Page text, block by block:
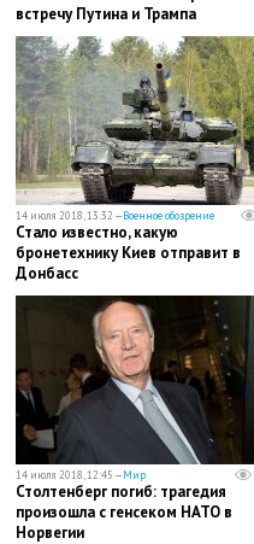
встречу Путина и Трампа
14 июля 2018, 13:32 —Военное обозрение
Стало известно, какую
бронетехнику Киев отправит в
Донбасс
14 июля 2018, 12:45 —Мир
​Столтенберг погиб: трагедия
произошла с генсеком НАТО в
Норвегии